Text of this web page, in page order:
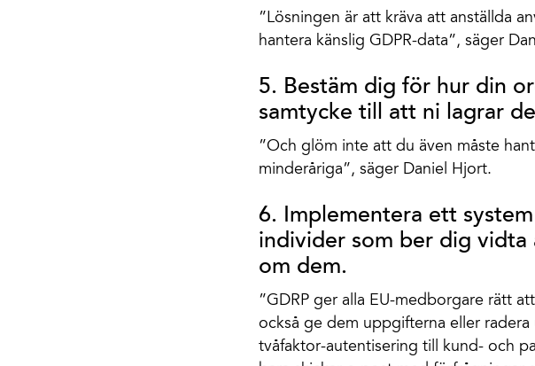
”Lösningen är att kräva att anställda
hantera känslig GDPR-data”, säger
5. Bestäm dig för hur din
samtycke till att ni lagrar
”Och glöm inte att du även måste
minderåriga”, säger Daniel Hjort.
6. Implementera ett
individer som ber dig
om dem.
”GDRP ger alla EU-medborgare rätt
också ge dem uppgifterna eller
tvåfaktor-autentisering till kund- och